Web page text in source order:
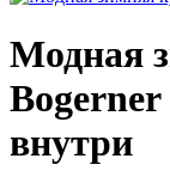
Модная
внутри